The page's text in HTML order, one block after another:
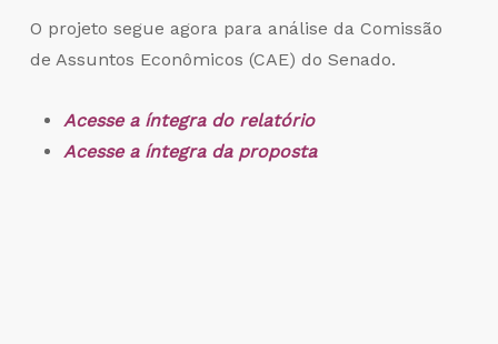
O projeto segue agora para análise da Comissão
de Assuntos Econômicos (CAE) do Senado.
Acesse a íntegra do relatório
Acesse a íntegra da proposta